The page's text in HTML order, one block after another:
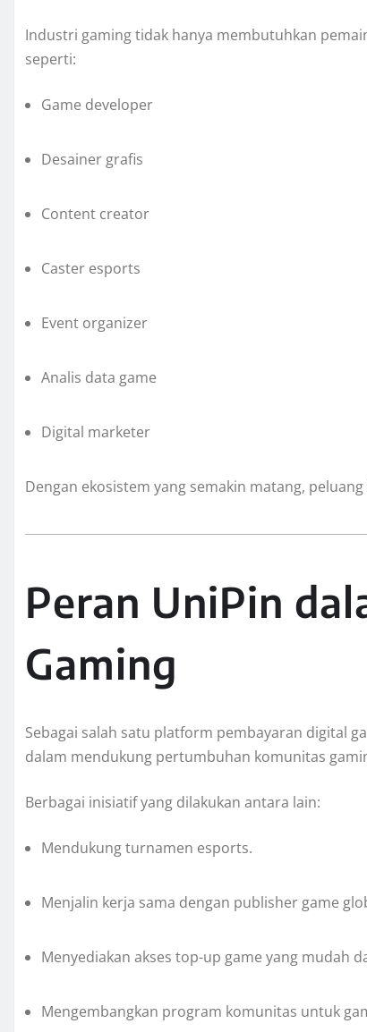
Industri gaming tidak hanya membutuhkan
seperti:
Game developer
Desainer grafis
Content creator
Caster esports
Event organizer
Analis data game
Digital marketer
Dengan ekosistem yang semakin matang,
Peran UniPin
Gaming
Sebagai salah satu platform pembayaran digital
dalam mendukung pertumbuhan komunitas
Berbagai inisiatif yang dilakukan antara lain:
Mendukung turnamen esports.
Menjalin kerja sama dengan publisher game
Menyediakan akses top-up game yang mudah
Mengembangkan program komunitas untuk